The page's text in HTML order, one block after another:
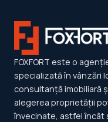
FOXFORT este o
specializată în vânzări
consultanță imobiliară
alegerea proprietății
învecinate, astfel încât